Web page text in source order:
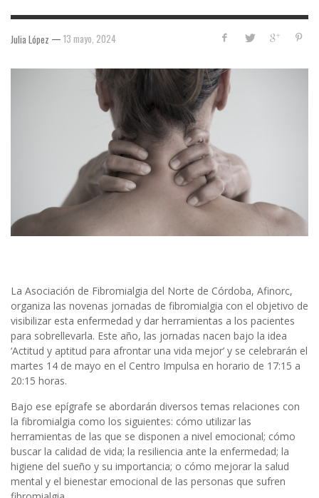
Julia López — 13 mayo, 2024
La Asociación de Fibromialgia del Norte de Córdoba, Afinorc,
organiza las novenas jornadas de fibromialgia con el objetivo de
visibilizar esta enfermedad y dar herramientas a los pacientes
para sobrellevarla. Este año, las jornadas nacen bajo la idea
‘Actitud y aptitud para afrontar una vida mejor’ y se celebrarán el
martes 14 de mayo en el Centro Impulsa en horario de 17:15 a
20:15 horas.
Bajo ese epígrafe se abordarán diversos temas relaciones con
la fibromialgia como los siguientes: cómo utilizar las
herramientas de las que se disponen a nivel emocional; cómo
buscar la calidad de vida; la resiliencia ante la enfermedad; la
higiene del sueño y su importancia; o cómo mejorar la salud
mental y el bienestar emocional de las personas que sufren